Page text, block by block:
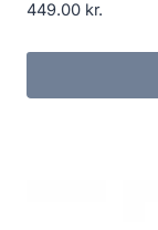
449.00 kr.